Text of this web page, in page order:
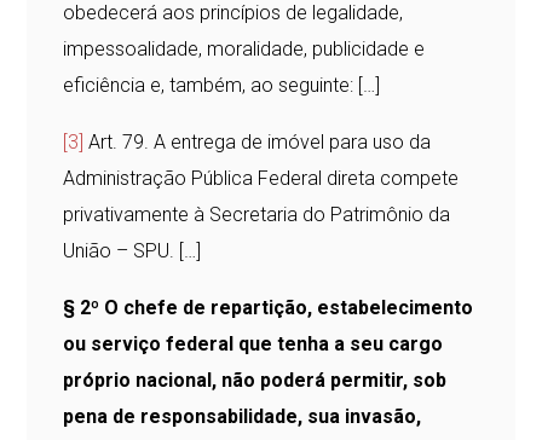
obedecerá aos princípios de legalidade,
impessoalidade, moralidade, publicidade e
eficiência e, também, ao seguinte: […]
[3] Art. 79. A entrega de imóvel para uso da
Administração Pública Federal direta compete
privativamente à Secretaria do Patrimônio da
União – SPU. […]
§ 2º O chefe de repartição, estabelecimento
ou serviço federal que tenha a seu cargo
próprio nacional, não poderá permitir, sob
pena de responsabilidade, sua invasão,